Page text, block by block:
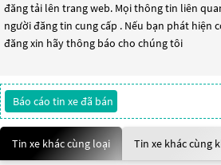
đăng tải lên trang web. Mọi thông tin liên
người đăng tin cung cấp . Nếu bạn phát hiện
đăng xin hãy thông báo cho chúng tôi
Báo cáo tin xe đã bán
Tin xe khác cùng loại Tin xe khác cùng